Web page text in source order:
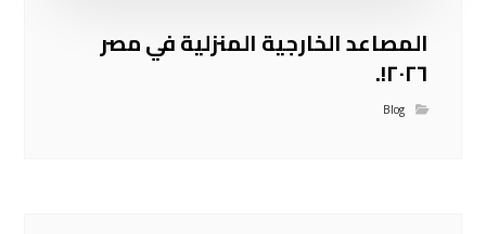
المصاعد الخارجية المنزلية في مصر
٢٠٢٦!.
Blog